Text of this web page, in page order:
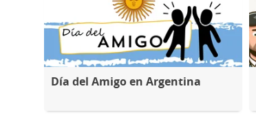
Día del Amigo en Argentina